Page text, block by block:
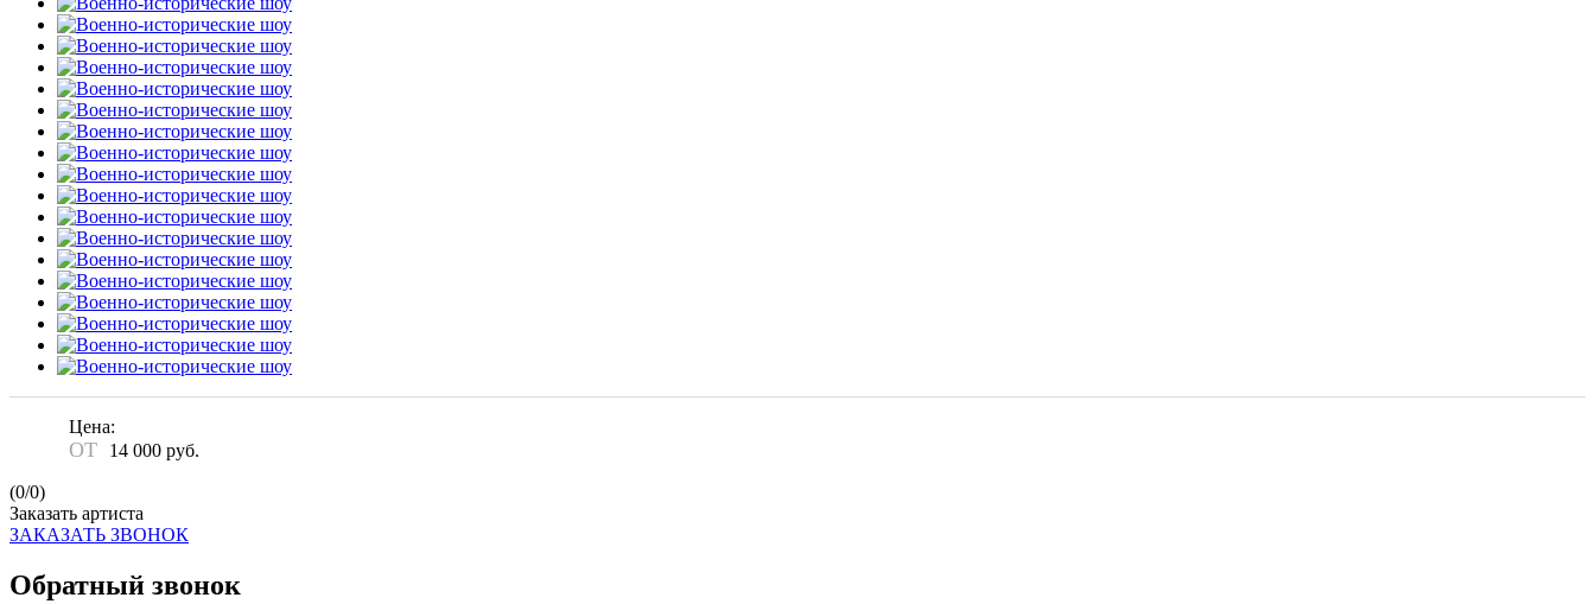
Цена:
ОТ 14 000 руб.
(0/0)
Заказать артиста
ЗАКАЗАТЬ ЗВОНОК
Обратный звонок